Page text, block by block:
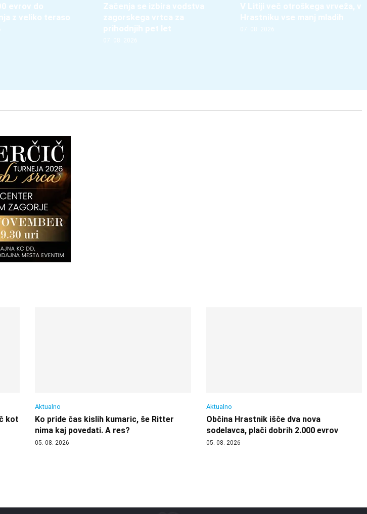
evrov do
z veliko teraso
Začenja se izbira vodstva
zagorskega vrtca za
prihodnjih pet let
07. 08. 2026
V Litiji več otroškega vrveža, v
Hrastniku vse manj mladih
07. 08. 2026
kot
Aktualno
Ko pride čas kislih kumaric, še Ritter
nima kaj povedati. A res?
05. 08. 2026
Aktualno
Občina Hrastnik išče dva nova
sodelavca, plači dobrih 2.000 evrov
05. 08. 2026